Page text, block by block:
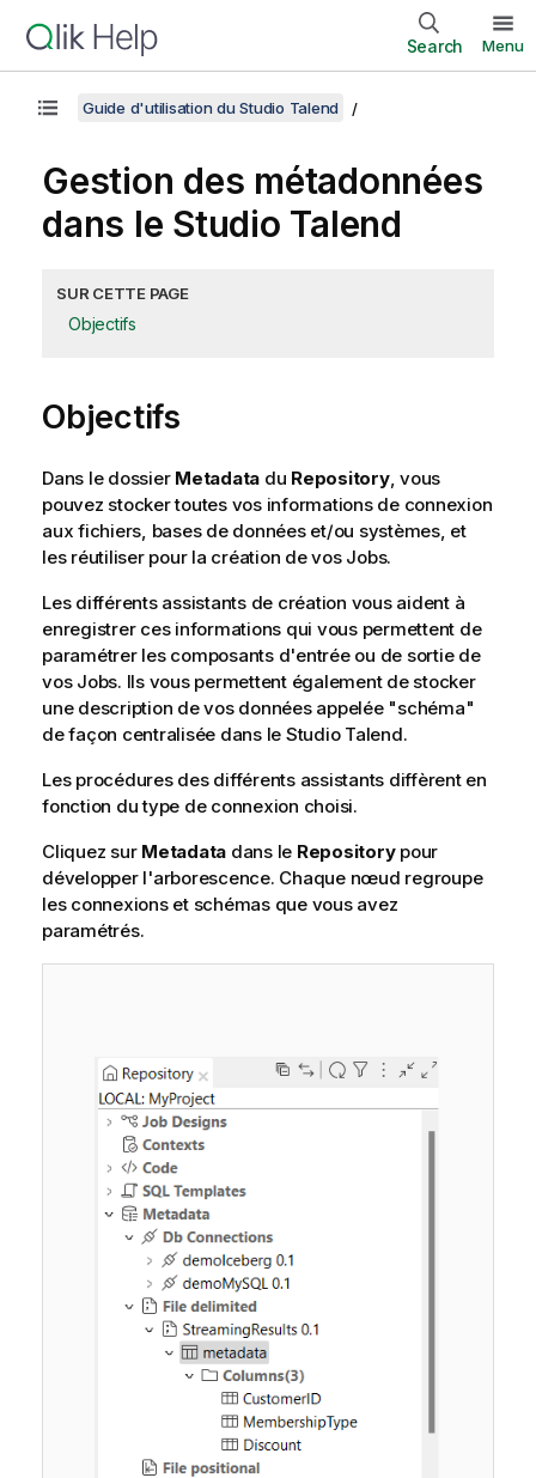
Search Menu
Guide d'utilisation du Studio Talend
Gestion des métadonnées
dans le Studio Talend
SUR CETTE PAGE
Objectifs
Objectifs
Dans le dossier Metadata du Repository, vous
pouvez stocker toutes vos informations de connexion
aux fichiers, bases de données et/ou systèmes, et
les réutiliser pour la création de vos Jobs.
Les différents assistants de création vous aident à
enregistrer ces informations qui vous permettent de
paramétrer les composants d'entrée ou de sortie de
vos Jobs. Ils vous permettent également de stocker
une description de vos données appelée "schéma"
de façon centralisée dans le Studio Talend.
Les procédures des différents assistants diffèrent en
fonction du type de connexion choisi.
Cliquez sur Metadata dans le Repositorypour
développer l'arborescence. Chaque nœud regroupe
les connexions et schémas que vous avez
paramétrés.